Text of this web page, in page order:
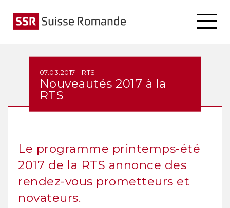
07.03.2017 - RTS
Nouveautés 2017 à la
RTS
Le programme printemps-été
2017 de la RTS annonce des
rendez-vous prometteurs et
novateurs.